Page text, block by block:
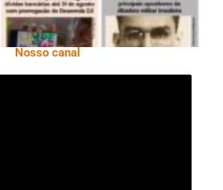
Nosso canal